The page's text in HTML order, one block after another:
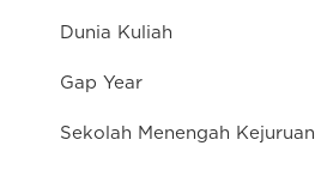
Dunia Kuliah
Gap Year
Sekolah Menengah Kejuruan